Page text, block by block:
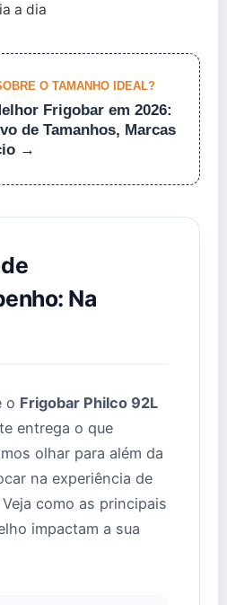
a dia
O TAMANHO IDEAL?
Frigobar em 2026:
de Tamanhos, Marcas
→
Na
o Frigobar Philco 92L
entrega o que
olhar para além da
na experiência de
como as principais
impactam a sua